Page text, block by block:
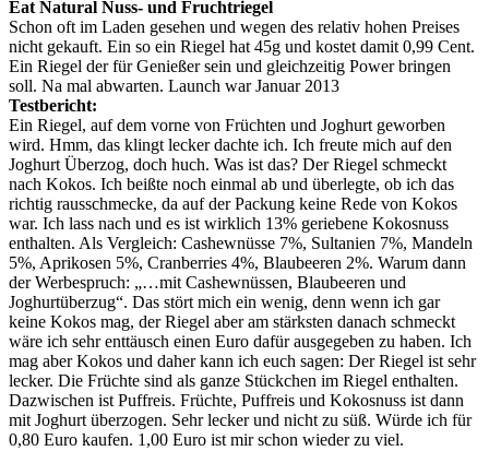
Eat Natural Nuss- und Fruchtriegel
Schon oft im Laden gesehen und wegen des relativ hohen Preises
nicht gekauft. Ein so ein Riegel hat 45g und kostet damit 0,99 Cent.
Ein Riegel der für Genießer sein und gleichzeitig Power bringen
soll. Na mal abwarten. Launch war Januar 2013
Testbericht:
Ein Riegel, auf dem vorne von Früchten und Joghurt geworben
wird. Hmm, das klingt lecker dachte ich. Ich freute mich auf den
Joghurt Überzog, doch huch. Was ist das? Der Riegel schmeckt
nach Kokos. Ich beißte noch einmal ab und überlegte, ob ich das
richtig rausschmecke, da auf der Packung keine Rede von Kokos
war. Ich lass nach und es ist wirklich 13% geriebene Kokosnuss
enthalten. Als Vergleich: Cashewnüsse 7%, Sultanien 7%, Mandeln
5%, Aprikosen 5%, Cranberries 4%, Blaubeeren 2%. Warum dann
der Werbespruch: „…mit Cashewnüssen, Blaubeeren und
Joghurtüberzug“. Das stört mich ein wenig, denn wenn ich gar
keine Kokos mag, der Riegel aber am stärksten danach schmeckt
wäre ich sehr enttäusch einen Euro dafür ausgegeben zu haben. Ich
mag aber Kokos und daher kann ich euch sagen: Der Riegel ist sehr
lecker. Die Früchte sind als ganze Stückchen im Riegel enthalten.
Dazwischen ist Puffreis. Früchte, Puffreis und Kokosnuss ist dann
mit Joghurt überzogen. Sehr lecker und nicht zu süß. Würde ich für
0,80 Euro kaufen. 1,00 Euro ist mir schon wieder zu viel.